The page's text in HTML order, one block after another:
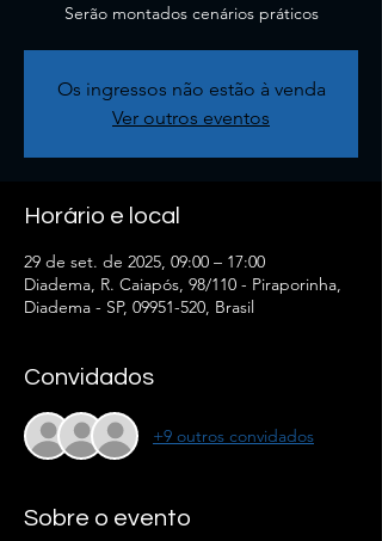
Serão montados cenários práticos
Os ingressos não estão à venda
Ver outros eventos
Horário e local
29 de set. de 2025, 09:00 – 17:00
Diadema, R. Caiapós, 98/110 - Piraporinha,
Diadema - SP, 09951-520, Brasil
Convidados
+9 outros convidados
Sobre o evento